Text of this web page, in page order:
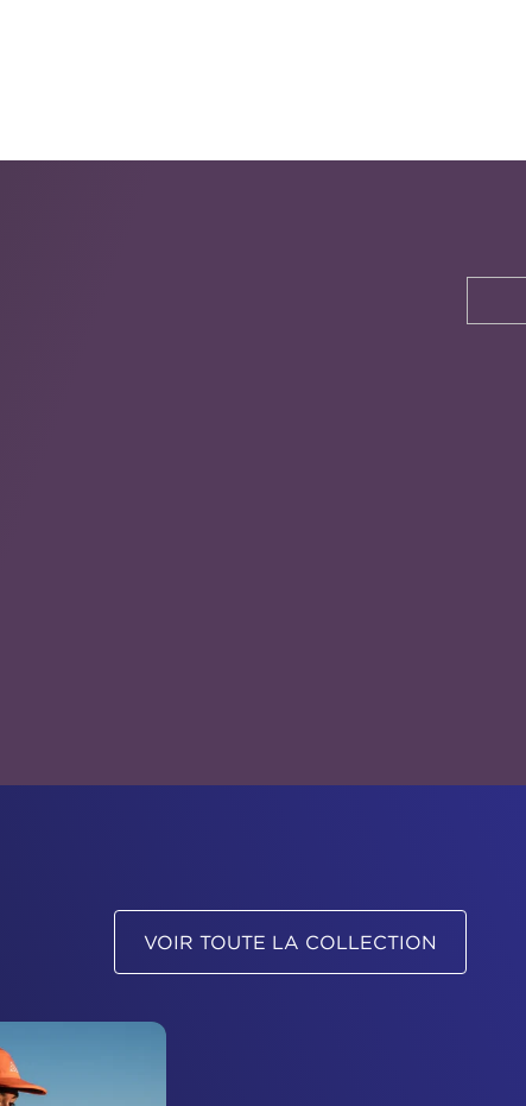
VOIR TOUTE LA COLLECTION